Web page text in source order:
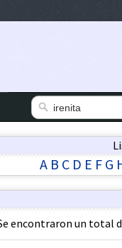
A B C D E F G
encontraron un total